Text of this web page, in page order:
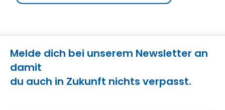
Melde dich bei unserem Newsletter an
damit
du auch in Zukunft nichts verpasst.